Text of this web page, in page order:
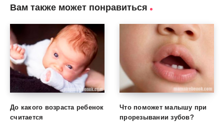
Вам также может понравиться
До какого возраста ребенок
считается
Что поможет малышу при
прорезывании зубов?